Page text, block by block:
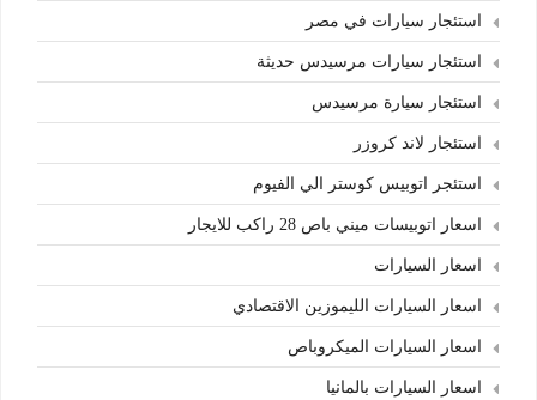
استئجار سيارات في مصر
استئجار سيارات مرسيدس حديثة
استئجار سيارة مرسيدس
استئجار لاند كروزر
استئجر اتوبيس كوستر الي الفيوم
اسعار اتوبيسات ميني باص 28 راكب للايجار
اسعار السيارات
اسعار السيارات الليموزين الاقتصادي
اسعار السيارات الميكروباص
اسعار السيارات بالمانيا